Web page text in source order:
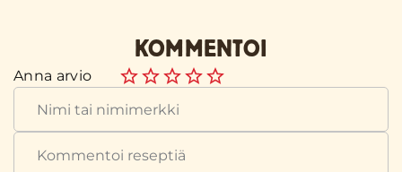
KOMMENTOI
Anna arvio